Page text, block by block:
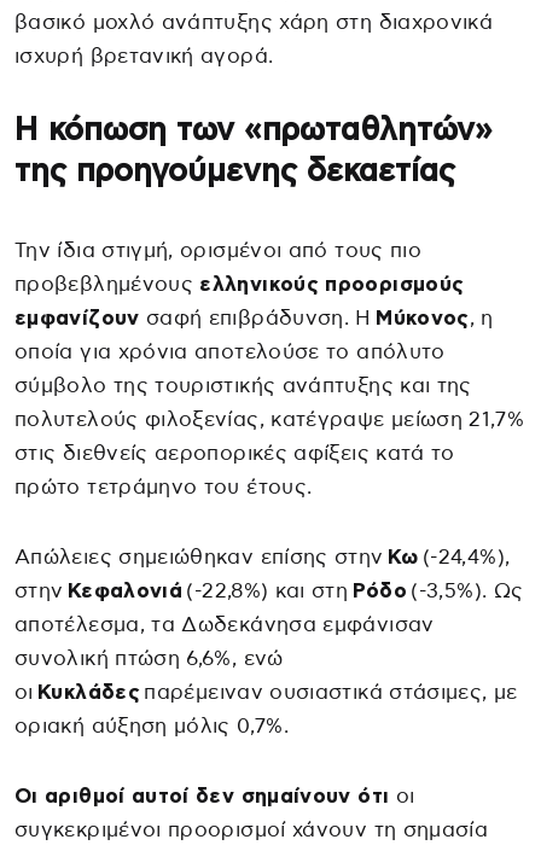
βασικό μοχλό ανάπτυξης χάρη στη διαχρονικά
ισχυρή βρετανική αγορά.
Η κόπωση των «πρωταθλητών»
της προηγούμενης δεκαετίας
Την ίδια στιγμή, ορισμένοι από τους πιο
προβεβλημένους ελληνικούς προορισμούς
εμφανίζουν σαφή επιβράδυνση. Η Μύκονος, η
οποία για χρόνια αποτελούσε το απόλυτο
σύμβολο της τουριστικής ανάπτυξης και της
πολυτελούς φιλοξενίας, κατέγραψε μείωση 21,7%
στις διεθνείς αεροπορικές αφίξεις κατά το
πρώτο τετράμηνο του έτους.
Απώλειες σημειώθηκαν επίσης στην Κω (-24,4%),
στην Κεφαλονιά (-22,8%) και στη Ρόδο (-3,5%). Ως
αποτέλεσμα, τα Δωδεκάνησα εμφάνισαν
συνολική πτώση 6,6%, ενώ
οι Κυκλάδεςπαρέμειναν ουσιαστικά στάσιμες, με
οριακή αύξηση μόλις 0,7%.
Οι αριθμοί αυτοί δεν σημαίνουν ότι οι
συγκεκριμένοι προορισμοί χάνουν τη σημασία